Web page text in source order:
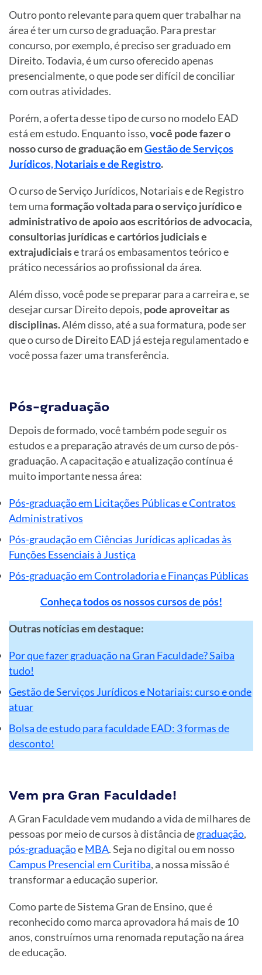
Outro ponto relevante para quem quer trabalhar na
área é ter um curso de graduação. Para prestar
concurso, por exemplo, é preciso ser graduado em
Direito. Todavia, é um curso oferecido apenas
presencialmente, o que pode ser difícil de conciliar
com outras atividades.
Porém, a oferta desse tipo de curso no modelo EAD
está em estudo. Enquanto isso,você pode fazer o
nosso curso de graduação emGestão de Serviços
Jurídicos, Notariais e de Registro.
O curso de Serviço Jurídicos, Notariais e de Registro
tem umaformação voltada para o serviço jurídico e
administrativo de apoio aos escritórios de advocacia,
consultorias jurídicas e cartórios judiciais e
extrajudiciaise trará os embasamentos teórico e
prático necessários ao profissional da área.
Além disso, você pode se preparar para a carreira e, se
desejar cursar Direito depois, pode aproveitar as
disciplinas.Além disso, até a sua formatura, pode ser
que o curso de Direito EAD já esteja regulamentado e
você possa fazer uma transferência.
Pós-graduação
Depois de formado, você também pode seguir os
estudos e a preparação através de um curso de pós-
graduação. A capacitação e atualização contínua é
muito importante nessa área:
Pós-graduação em Licitações Públicas e Contratos
Administrativos
Pós-graudação em Ciências Jurídicas aplicadas às
Funções Essenciais à Justiça
Pós-graduação em Controladoria e Finanças Públicas
Conheça todos os nossos cursos de pós!
Outras notícias em destaque:
Por que fazer graduação na Gran Faculdade? Saiba
tudo!
Gestão de Serviços Jurídicos e Notariais: curso e onde
atuar
Bolsa de estudo para faculdade EAD: 3 formas de
desconto!
Vem pra Gran Faculdade!
A Gran Faculdade vem mudando a vida de milhares de
pessoas por meio de cursos à distância degraduação,
pós-graduaçãoeMBA. Seja no digital ou em nosso
Campus Presencial em Curitiba, a nossa missão é
transformar a educação superior.
Como parte de Sistema Gran de Ensino, que é
reconhecido como marca aprovadora há mais de 10
anos, construímos uma renomada reputação na área
de educação.